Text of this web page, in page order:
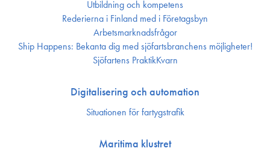
Utbildning och kompetens
Rederierna i Finland med i Företagsbyn
Arbetsmarknadsfrågor
Ship Happens: Bekanta dig med sjöfartsbranchens möjligheter!
Sjöfartens PraktikKvarn
Digitalisering och automation
Situationen för fartygstrafik
Maritima klustret